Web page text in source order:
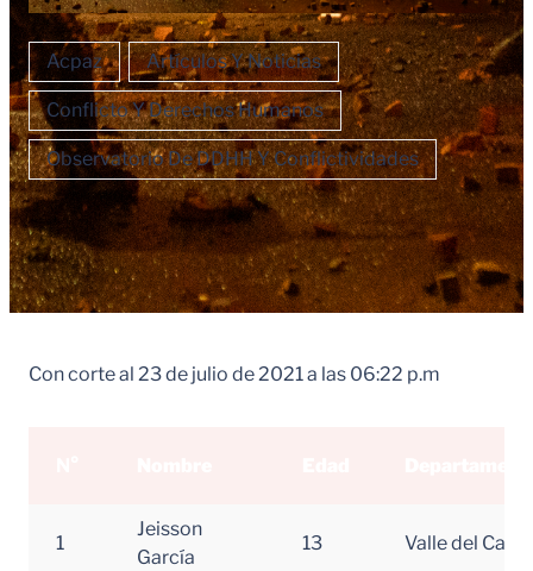
Acpaz Artículos Y Noticias
Conflicto Y Derechos Humanos
Observatorio De DDHH Y Conflictividades
Con corte al 23 de julio de 2021 a las 06:22 p.m
1
Jeisson
García
13 Valle del